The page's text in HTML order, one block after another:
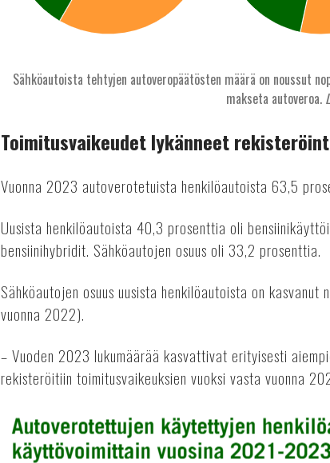
Sähköautoista tehtyjen autoveropäätösten määrä on noussut
makseta autoveroa.
Toimitusvaikeudet lykänneet
Vuonna 2023 autoverotetuista henkilöautoista 63,5
Uusista henkilöautoista 40,3 prosenttia oli
bensiinihybridit. Sähköautojen osuus oli 33,2 prosenttia.
Sähköautojen osuus uusista henkilöautoista on
vuonna 2022).
– Vuoden 2023 lukumäärää kasvattivat erityisesti
rekisteröitiin toimitusvaikeuksien vuoksi vasta vuonna